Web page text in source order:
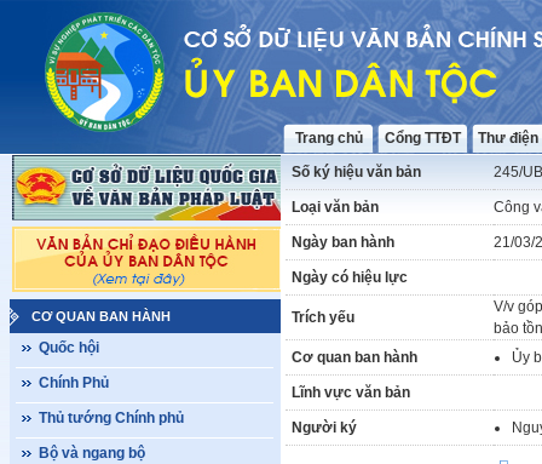
Trang chủ Cổng TTĐT Thư
CƠ QUAN BAN HÀNH
Quốc hội
Chính Phủ
Thủ tướng Chính phủ
Bộ và ngang bộ
Số ký hiệu văn bản 245/
Loại văn bản Công
Ngày ban hành 21/03/
Ngày có hiệu lực
Trích yếu
V/v
bảo tồn
Cơ quan ban hành
Ủy
Lĩnh vực văn bản
Người ký